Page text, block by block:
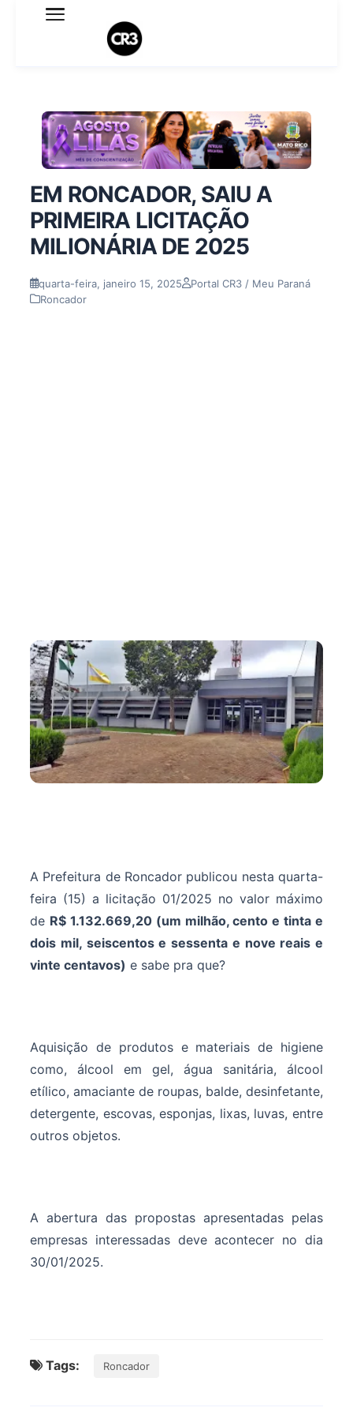
Expediente
Termo de Uso
Sobre o blog
EM RONCADOR, SAIU A
PRIMEIRA LICITAÇÃO
MILIONÁRIA DE 2025
quarta-feira, janeiro 15, 2025
Portal CR3 / Meu Paraná
Roncador
A Prefeitura de Roncador publicou nesta quarta-
feira (15) a licitação 01/2025 no valor máximo
de R$ 1.132.669,20 (um milhão, cento e tinta e
dois mil, seiscentos e sessenta e nove reais e
vinte centavos) e sabe pra que?
Aquisição de produtos e materiais de higiene
como, álcool em gel, água sanitária, álcool
etílico, amaciante de roupas, balde, desinfetante,
detergente, escovas, esponjas, lixas, luvas, entre
outros objetos.
A abertura das propostas apresentadas pelas
empresas interessadas deve acontecer no dia
30/01/2025.
Tags: Roncador